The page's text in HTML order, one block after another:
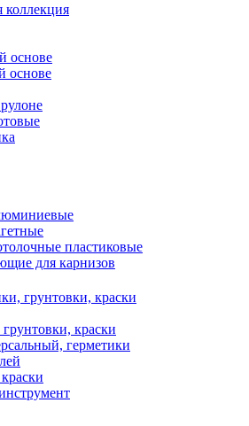
коллекция
основе
основе
пластиковые
для карнизов
грунтовки, краски
краски
герметики